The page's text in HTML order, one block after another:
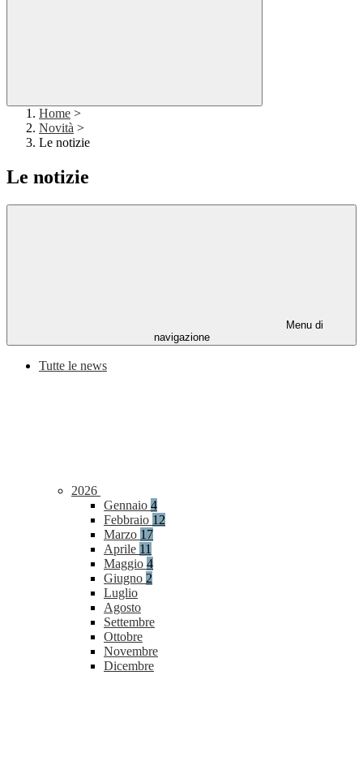
Home >
Novità >
Le notizie
Le notizie
Menu di
navigazione
Tutte le news
2026
Gennaio 4
Febbraio 12
Marzo 17
Aprile 11
Maggio 4
Giugno 2
Luglio
Agosto
Settembre
Ottobre
Novembre
Dicembre